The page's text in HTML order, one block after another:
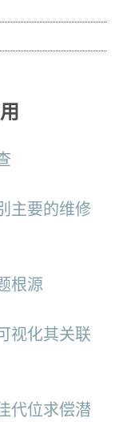
主要的维修
根源
视化其关联
代位求偿潜